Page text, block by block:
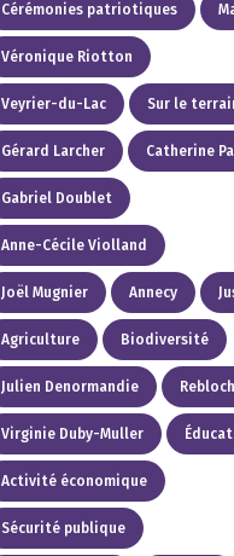
Cérémonies patriotiques
Véronique Riotton
Veyrier-du-Lac Sur le
Gérard Larcher Catherine
Gabriel Doublet
Anne-Cécile Violland
Joël Mugnier Annecy
Agriculture Biodiversité
Julien Denormandie
Virginie Duby-Muller
Activité économique
Sécurité publique